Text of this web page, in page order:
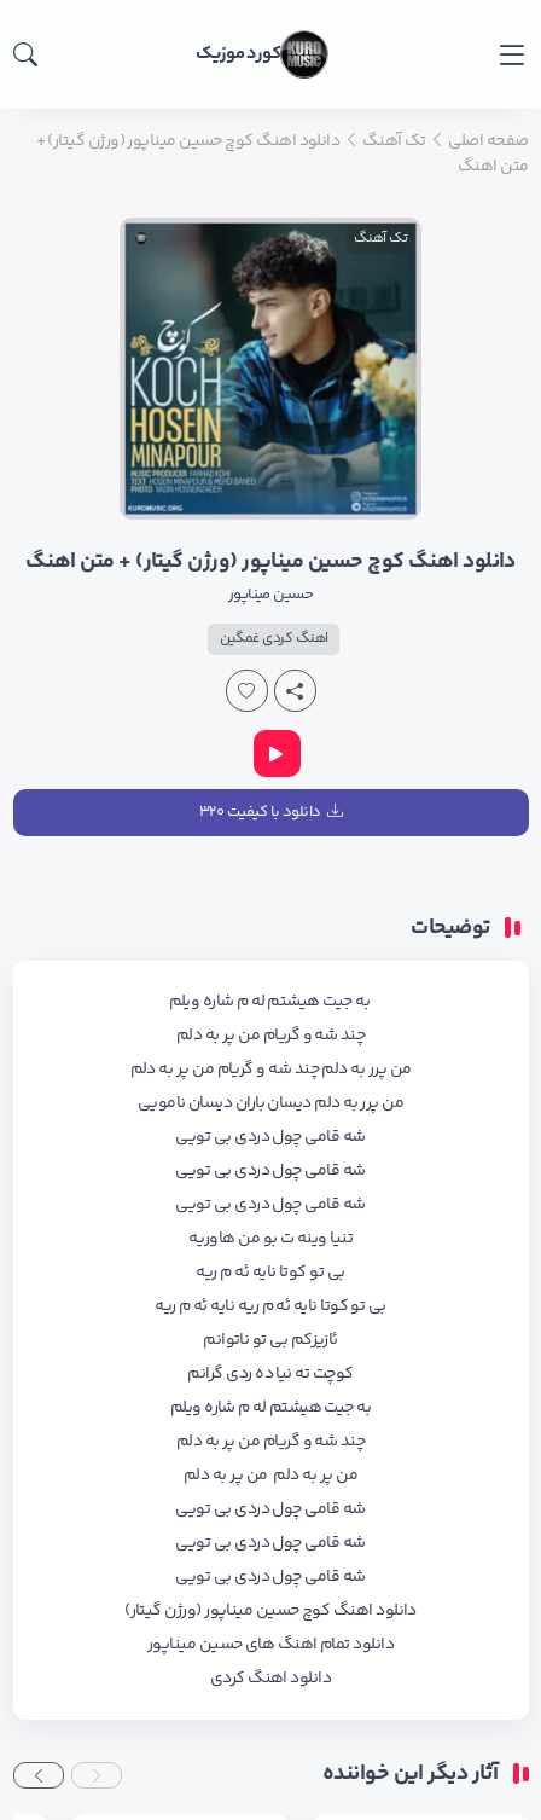
کورد موزیک
صفحه اصلی تک آهنگ
دانلود اهنگ کوچ حسین میناپور (ورژن گیتار) +
متن اهنگ
تک آهنگ
دانلود اهنگ کوچ حسین میناپور (ورژن گیتار) + متن اهنگ
حسین میناپور
اهنگ کردی غمگین
دانلود با کیفیت ۳۲۰
توضیحات
به جیت هیشتم له م شاره ویلم
چند شه و گریام من پر به دلم
من پرر به دلم چند شه و گریام من پر به دلم
من پرر به دلم دیسان باران دیسان نامویی
شه قامی چول دردی بی تویی
شه قامی چول دردی بی تویی
شه قامی چول دردی بی تویی
تنیا وینه ت بو من هاوریه
بی تو کوتا نایه ئه م ریه
بی تو کوتا نایه ئه م ریه نایه ئه م ریه
ئازیزکم بی تو ناتوانم
کوچت ته نیا ده ردی گرانم
به جیت هیشتم له م شاره ویلم
چند شه و گریام من پر به دلم
من پر به دلم من پر به دلم
شه قامی چول دردی بی تویی
شه قامی چول دردی بی تویی
شه قامی چول دردی بی تویی
دانلود اهنگ کوچ حسین میناپور (ورژن گیتار)
دانلود تمام اهنگ های حسین میناپور
دانلود اهنگ کردی
آثار دیگر این خواننده